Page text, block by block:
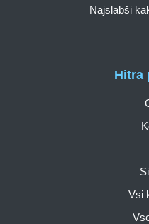
Hitra
Vsi
Najslabši